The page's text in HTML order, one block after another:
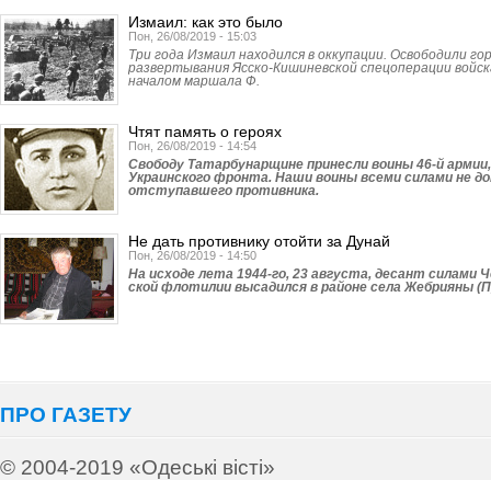
Измаил: как это было
Пон, 26/08/2019 - 15:03
Три года Измаил находился в оккупации. Освободили
развертывания Ясско-Кишиневской спецоперации
началом маршала Ф.
Чтят память о героях
Пон, 26/08/2019 - 14:54
Свободу Татарбунар­щине принесли воины 46-й
Украинского фронта. Наши воины всеми силами не
отступавшего противника.
Не дать противнику отойти за Дунай
Пон, 26/08/2019 - 14:50
На исходе лета 1944-го, 23 августа, десант силами
ской флотилии высадился в районе села Жебрияны
ПРО ГАЗЕТУ
© 2004-2019 «Одеські вісті»